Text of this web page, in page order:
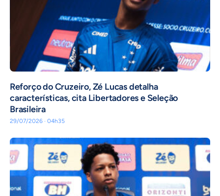
⁠Reforço do Cruzeiro, Zé Lucas detalha
características, cita Libertadores e Seleção
Brasileira
29/07/2026 · 04h35